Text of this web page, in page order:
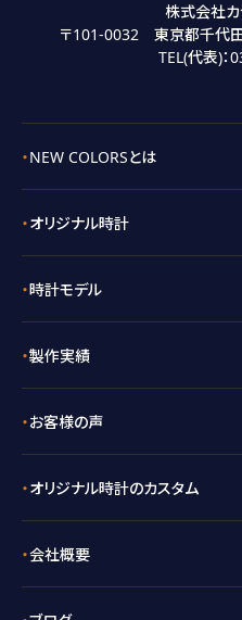
株式会社カ
〒101-0032 東京都千代
TEL(代表)：
NEW COLORSとは
オリジナル時計
時計モデル
製作実績
お客様の声
オリジナル時計のカスタム
会社概要